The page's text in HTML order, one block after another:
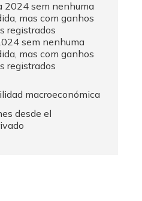
sem nenhuma
mas com ganhos
registrados
macroeconómica
desde el